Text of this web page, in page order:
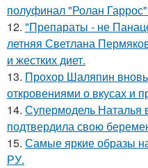
полуфинал "Ролан
12. "Препараты - не
летняя Светлана
и жестких диет.
13. Прохор Шаляпин
откровениями о вкусах и
14. Супермодель Наталья
подтвердила свою
15. Самые яркие образы
РУ.